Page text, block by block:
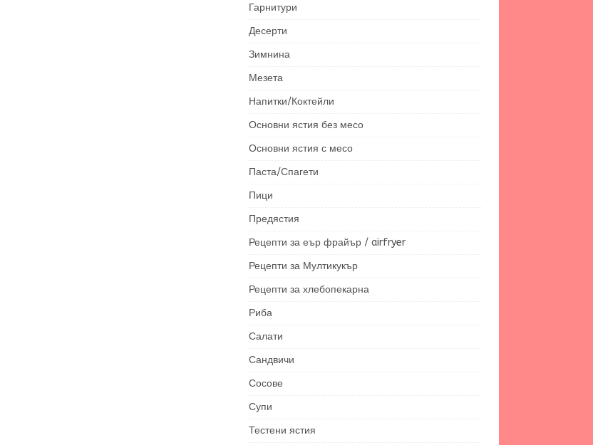
Гарнитури
Десерти
Зимнина
Мезета
Напитки/Коктейли
Основни ястия без месо
Основни ястия с месо
Паста/Спагети
Пици
Предястия
Рецепти за еър фрайър / airfryer
Рецепти за Мултикукър
Рецепти за хлебопекарна
Риба
Салати
Сандвичи
Сосове
Супи
Тестени ястия